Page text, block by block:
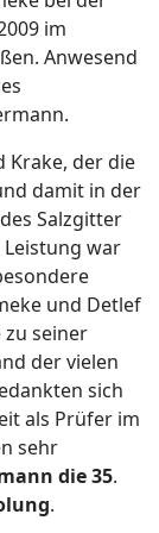
im
Anwesend
Krake, der die
damit in der
Salzgitter
war
und Detlef
seiner
der vielen
sich
als Prüfer im
sehr
die 35.
.